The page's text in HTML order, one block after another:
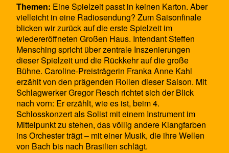
Themen: Eine Spielzeit passt in keinen Karton. Aber
vielleicht in eine Radiosendung? Zum Saisonfinale
blicken wir zurück auf die erste Spielzeit im
wiedereröffneten Großen Haus. Intendant Steffen
Mensching spricht über zentrale Inszenierungen
dieser Spielzeit und die Rückkehr auf die große
Bühne. Caroline-Preisträgerin Franka Anne Kahl
erzählt von den prägenden Rollen dieser Saison. Mit
Schlagwerker Gregor Resch richtet sich der Blick
nach vorn: Er erzählt, wie es ist, beim 4.
Schlosskonzert als Solist mit einem Instrument im
Mittelpunkt zu stehen, das völlig andere Klangfarben
ins Orchester trägt – mit einer Musik, die ihre Wellen
von Bach bis nach Brasilien schlägt.